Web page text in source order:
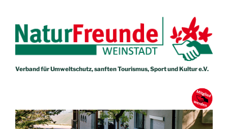
springen
Verband für Umweltschutz, sanften Tourismus, Sport und Kultur e.V.